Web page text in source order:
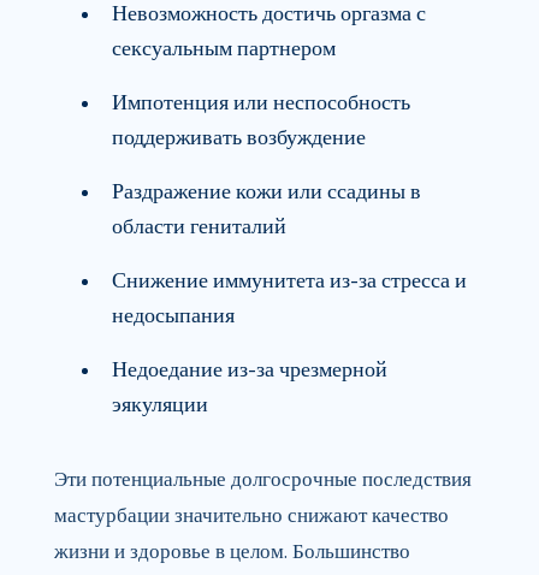
Невозможность достичь оргазма с
сексуальным партнером
Импотенция или неспособность
поддерживать возбуждение
Раздражение кожи или ссадины в
области гениталий
Снижение иммунитета из-за стресса и
недосыпания
Недоедание из-за чрезмерной
эякуляции
Эти потенциальные долгосрочные последствия
мастурбации значительно снижают качество
жизни и здоровье в целом. Большинство